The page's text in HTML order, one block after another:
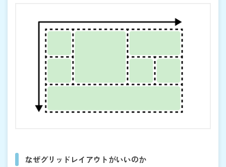
なぜグリッドレイアウトがいいのか